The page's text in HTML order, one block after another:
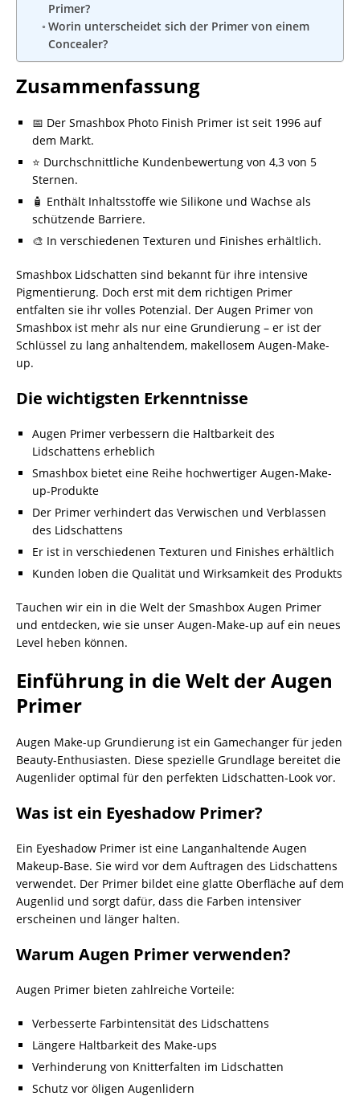
Primer?
Worin unterscheidet sich der Primer von einem
Concealer?
Zusammenfassung
📅 Der Smashbox Photo Finish Primer ist seit 1996 auf
dem Markt.
⭐ Durchschnittliche Kundenbewertung von 4,3 von 5
Sternen.
🧴 Enthält Inhaltsstoffe wie Silikone und Wachse als
schützende Barriere.
🎨 In verschiedenen Texturen und Finishes erhältlich.
Smashbox Lidschatten sind bekannt für ihre intensive
Pigmentierung. Doch erst mit dem richtigen Primer
entfalten sie ihr volles Potenzial. Der Augen Primer von
Smashbox ist mehr als nur eine Grundierung – er ist der
Schlüssel zu lang anhaltendem, makellosem Augen-Make-
up.
Die wichtigsten Erkenntnisse
Augen Primer verbessern die Haltbarkeit des
Lidschattens erheblich
Smashbox bietet eine Reihe hochwertiger Augen-Make-
up-Produkte
Der Primer verhindert das Verwischen und Verblassen
des Lidschattens
Er ist in verschiedenen Texturen und Finishes erhältlich
Kunden loben die Qualität und Wirksamkeit des Produkts
Tauchen wir ein in die Welt der Smashbox Augen Primer
und entdecken, wie sie unser Augen-Make-up auf ein neues
Level heben können.
Einführung in die Welt der Augen
Primer
Augen Make-up Grundierung ist ein Gamechanger für jeden
Beauty-Enthusiasten. Diese spezielle Grundlage bereitet die
Augenlider optimal für den perfekten Lidschatten-Look vor.
Was ist ein Eyeshadow Primer?
Ein Eyeshadow Primer ist eine Langanhaltende Augen
Makeup-Base. Sie wird vor dem Auftragen des Lidschattens
verwendet. Der Primer bildet eine glatte Oberfläche auf dem
Augenlid und sorgt dafür, dass die Farben intensiver
erscheinen und länger halten.
Warum Augen Primer verwenden?
Augen Primer bieten zahlreiche Vorteile:
Verbesserte Farbintensität des Lidschattens
Längere Haltbarkeit des Make-ups
Verhinderung von Knitterfalten im Lidschatten
Schutz vor öligen Augenlidern